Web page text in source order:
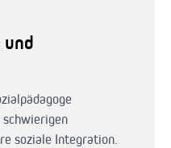
und
soziale Integration.